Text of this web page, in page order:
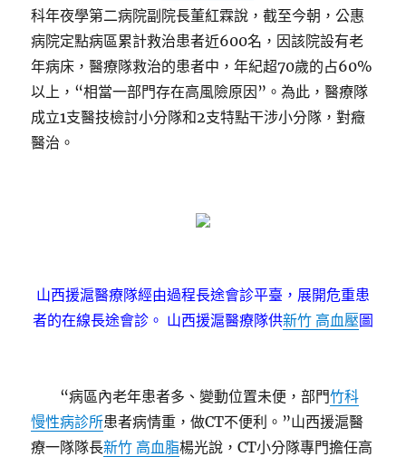
科年夜學第二病院副院長董紅霖說，截至今朝，公惠
病院定點病區累計救治患者近600名，因該院設有老
年病床，醫療隊救治的患者中，年紀超70歲的占60%
以上，“相當一部門存在高風險原因”。為此，醫療隊
成立1支醫技檢討小分隊和2支特點干涉小分隊，對癥
醫治。
山西援滬醫療隊經由過程長途會診平臺，展開危重患
者的在線長途會診。 山西援滬醫療隊供新竹 高血壓圖
“病區內老年患者多、變動位置未便，部門竹科
慢性病診所患者病情重，做CT不便利。”山西援滬醫
療一隊隊長新竹 高血脂楊光說，CT小分隊專門擔任高